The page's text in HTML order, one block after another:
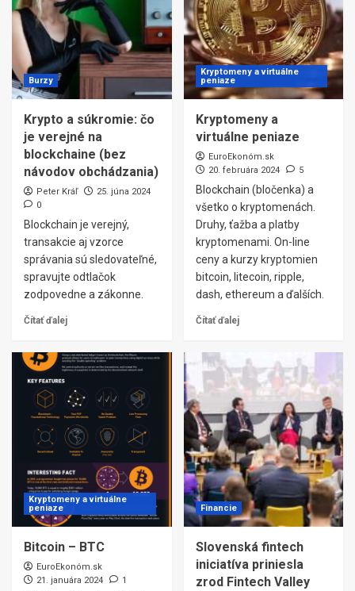
Burzy
Krypto a súkromie: čo
je verejné na
blockchaine (bez
návodov obchádzania)
Peter Kráľ
25. júna 2024
0
Blockchain je verejný,
transakcie aj vzorce
správania sú sledovateľné,
spravujte odtlačok
zodpovedne a zákonne.
Čítať ďalej
Kryptomeny a virtuálne
peniaze
Kryptomeny a
virtuálne peniaze
EuroEkonóm.sk
20. februára 2024
5
Blockchain (bločenka) a
všetko o kryptomenách.
Druhy, ťažba a platby
kryptomenami. On-line
ceny a kurzy kryptomien
bitcoin, litecoin, ripple,
dash, ethereum a ďalších.
Čítať ďalej
Kryptomeny a virtuálne
peniaze
Bitcoin – BTC
EuroEkonóm.sk
21. januára 2024
1
Financie
Slovenská fintech
iniciatíva priniesla
zrod Fintech Valley